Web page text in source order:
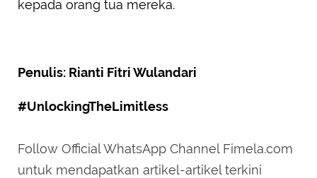
kepada orang tua mereka.
Penulis: Rianti Fitri Wulandari
#UnlockingTheLimitless
Follow Official WhatsApp Channel Fimela.com
untuk mendapatkan artikel-artikel terkini